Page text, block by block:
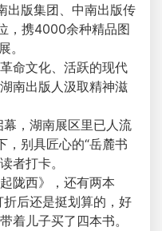
版集团、中南出版传
，携4000余种精品图
。
命文化、活跃的现代
南出版人汲取精神滋
，湖南展区里已人流
，别具匠心的“岳麓书
者打卡。
陇西》，还有两本
折后还是挺划算的，好
着儿子买了四本书。